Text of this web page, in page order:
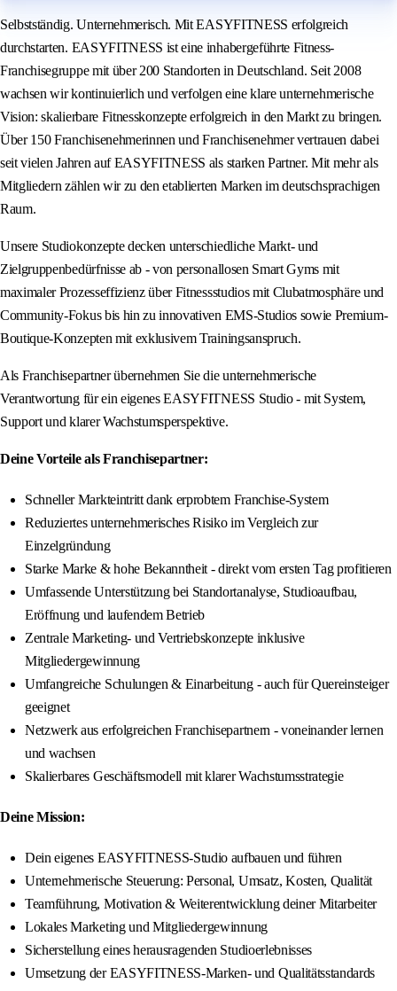
Selbstständig. Unternehmerisch. Mit EASYFITNESS erfolgreich
durchstarten. EASYFITNESS ist eine inhabergeführte Fitness-
Franchisegruppe mit über 200 Standorten in Deutschland. Seit 2008
wachsen wir kontinuierlich und verfolgen eine klare unternehmerische
Vision: skalierbare Fitnesskonzepte erfolgreich in den Markt zu bringen.
Über 150 Franchisenehmerinnen und Franchisenehmer vertrauen dabei
seit vielen Jahren auf EASYFITNESS als starken Partner. Mit mehr als
Mitgliedern zählen wir zu den etablierten Marken im deutschsprachigen
Raum.
Unsere Studiokonzepte decken unterschiedliche Markt- und
Zielgruppenbedürfnisse ab - von personallosen Smart Gyms mit
maximaler Prozesseffizienz über Fitnessstudios mit Clubatmosphäre und
Community-Fokus bis hin zu innovativen EMS-Studios sowie Premium-
Boutique-Konzepten mit exklusivem Trainingsanspruch.
Als Franchisepartner übernehmen Sie die unternehmerische
Verantwortung für ein eigenes EASYFITNESS Studio - mit System,
Support und klarer Wachstumsperspektive.
Deine Vorteile als Franchisepartner:
Schneller Markteintritt dank erprobtem Franchise-System
Reduziertes unternehmerisches Risiko im Vergleich zur
Einzelgründung
Starke Marke & hohe Bekanntheit - direkt vom ersten Tag profitieren
Umfassende Unterstützung bei Standortanalyse, Studioaufbau,
Eröffnung und laufendem Betrieb
Zentrale Marketing- und Vertriebskonzepte inklusive
Mitgliedergewinnung
Umfangreiche Schulungen & Einarbeitung - auch für Quereinsteiger
geeignet
Netzwerk aus erfolgreichen Franchisepartnern - voneinander lernen
und wachsen
Skalierbares Geschäftsmodell mit klarer Wachstumsstrategie
Deine Mission:
Dein eigenes EASYFITNESS-Studio aufbauen und führen
Unternehmerische Steuerung: Personal, Umsatz, Kosten, Qualität
Teamführung, Motivation & Weiterentwicklung deiner Mitarbeiter
Lokales Marketing und Mitgliedergewinnung
Sicherstellung eines herausragenden Studioerlebnisses
Umsetzung der EASYFITNESS-Marken- und Qualitätsstandards